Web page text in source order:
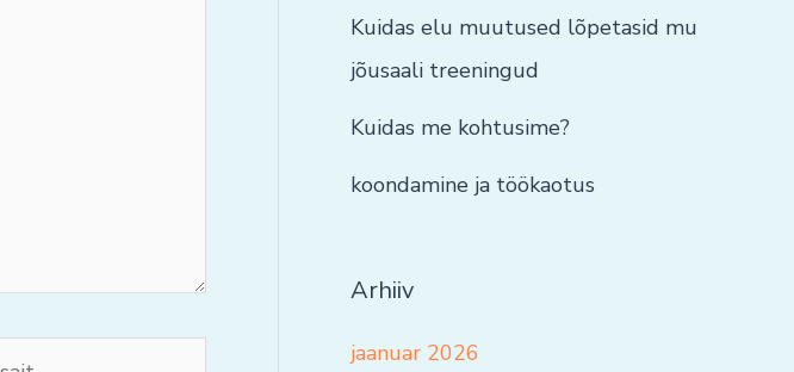
Kuidas elu muutused lõpetasid mu
jõusaali treeningud
Kuidas me kohtusime?
koondamine ja töökaotus
Arhiiv
jaanuar 2026